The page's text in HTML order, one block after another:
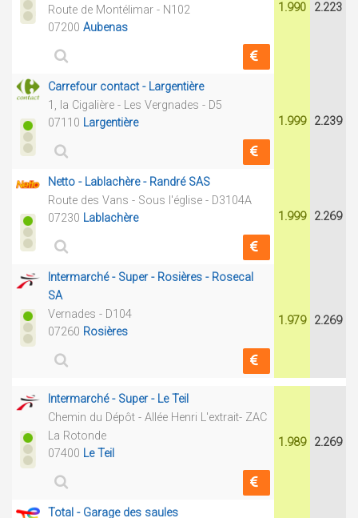
Route de Montélimar - N102
07200 Aubenas
1.990 2.223
Carrefour contact - Largentière
1, la Cigalière - Les Vergnades - D5
07110 Largentière 1.999 2.239
Netto - Lablachère - Randré SAS
Route des Vans - Sous l'église - D3104A
07230 Lablachère 1.999 2.269
Intermarché - Super - Rosières - Rosecal
SA
Vernades - D104
07260 Rosières
1.979 2.269
Intermarché - Super - Le Teil
Chemin du Dépôt - Allée Henri L'extrait- ZAC
La Rotonde
07400 Le Teil
1.989 2.269
Total - Garage des saules